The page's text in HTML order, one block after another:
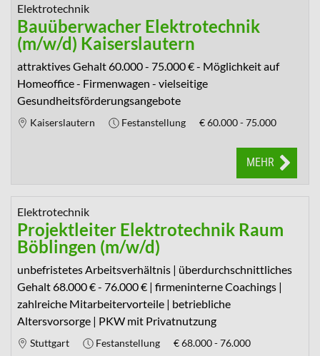
Elektrotechnik
Bauüberwacher Elektrotechnik
(m/w/d) Kaiserslautern
attraktives Gehalt 60.000 - 75.000 € - Möglichkeit auf
Homeoffice - Firmenwagen - vielseitige
Gesundheitsförderungsangebote
Kaiserslautern Festanstellung €60.000 - 75.000
MEHR
Elektrotechnik
Projektleiter Elektrotechnik Raum
Böblingen (m/w/d)
unbefristetes Arbeitsverhältnis | überdurchschnittliches
Gehalt 68.000 € - 76.000 € | firmeninterne Coachings |
zahlreiche Mitarbeitervorteile | betriebliche
Altersvorsorge | PKW mit Privatnutzung
Stuttgart Festanstellung €68.000 - 76.000